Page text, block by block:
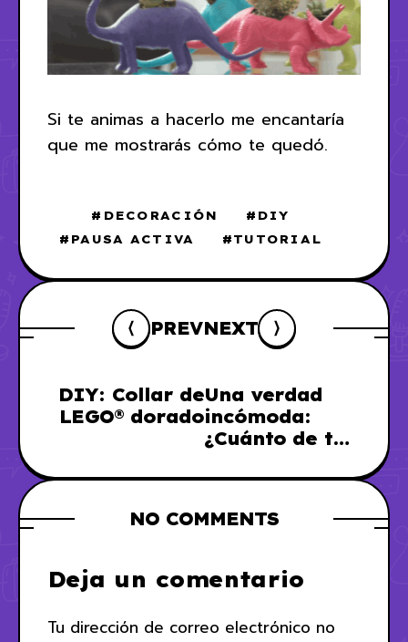
Si te animas a hacerlo me encantaría
que me mostrarás cómo te quedó.
DECORACIÓN
DIY
PAUSA ACTIVA
TUTORIAL
PREVNEXT
DIY: Collar de
LEGO® dorado
Una verdad
incómoda:
¿Cuánto de tu
pasado viendo
NO COMMENTS
Deja un comentario
Tu dirección de correo electrónico no